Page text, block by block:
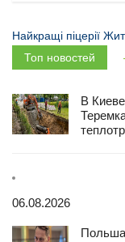
Найкращі піцерії
Топ новостей
В
06.08.2026
Польша